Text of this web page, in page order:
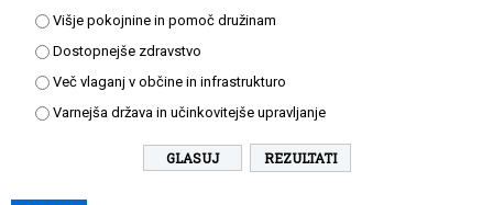
Višje pokojnine in pomoč družinam
Dostopnejše zdravstvo
Več vlaganj v občine in infrastrukturo
Varnejša država in učinkovitejše upravljanje
REZULTATI